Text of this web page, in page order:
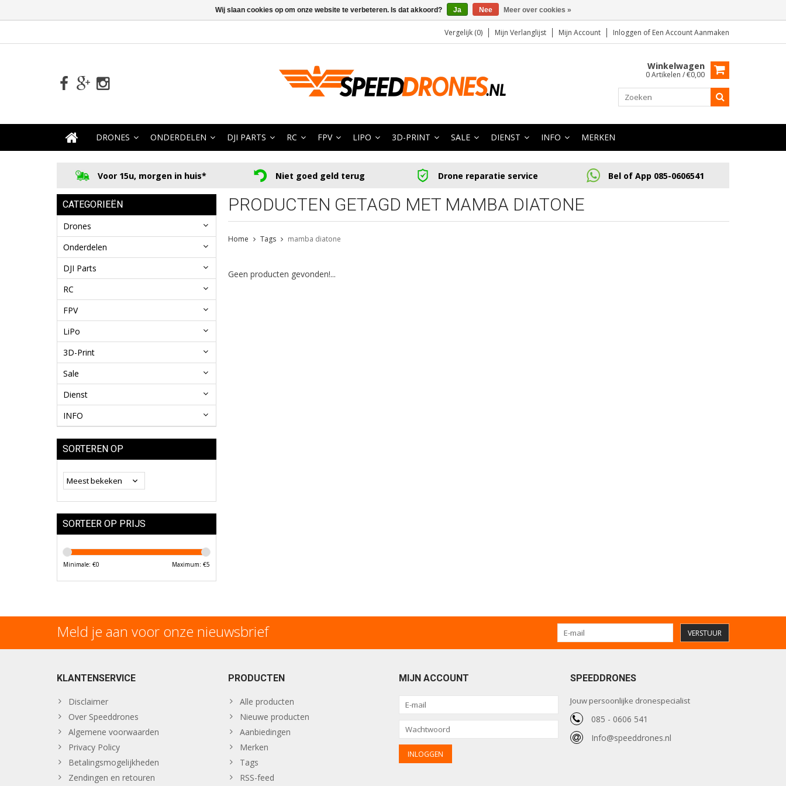
Vergelijk (0) Mijn Verlanglijst Mijn Account Inloggen of Een Account Aanmaken
Winkelwagen
0 Artikelen / €0,00
DRONES ONDERDELEN DJI PARTS RC FPV LIPO 3D-PRINT SALE DIENST INFO MERKEN
Voor 15u, morgen in huis* Niet goed geld terug Drone reparatie service Bel of App 085-0606541
CATEGORIEËN
Drones
Onderdelen
DJI Parts
RC
FPV
LiPo
3D-Print
Sale
Dienst
INFO
SORTEREN OP
SORTEER OP PRIJS
Minimale: €0 Maximum: €5
PRODUCTEN GETAGD MET MAMBA DIATONE
Home Tags mamba diatone
Geen producten gevonden!...
Meld je aan voor onze nieuwsbrief VERSTUUR
KLANTENSERVICE
Disclaimer
Over Speeddrones
Algemene voorwaarden
Privacy Policy
Betalingsmogelijkheden
Zendingen en retouren
PRODUCTEN
Alle producten
Nieuwe producten
Aanbiedingen
Merken
Tags
RSS-feed
MIJN ACCOUNT SPEEDDRONES
Jouw persoonlijke dronespecialist
085 - 0606 541
Info@speeddrones.nl
Wij slaan cookies op om onze website te verbeteren. Is dat akkoord? Ja Nee Meer over cookies »